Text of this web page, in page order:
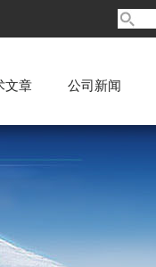
文章 公司新闻